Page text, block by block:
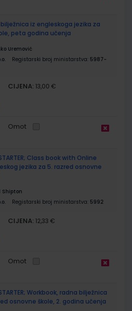
bilježnica iz engleskoga jezika za
peta godina učenja
Uremović
Registarski broj ministarstva: 5987-
CIJENA: 13,00 €
Omot
STARTER; Class book with Online
jezika za 5. razred osnovne
Shipton
Registarski broj ministarstva: 5992
CIJENA: 12,33 €
Omot
STARTER; Workbook, radna bilježnica
osnovne škole, 2. godina učenja